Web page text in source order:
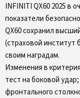
INFINITI QX60 2025 в
показатели
QX60 сохранил
(страховой институт
своим наградам.
Изменения в
тест на боковой
фронтального